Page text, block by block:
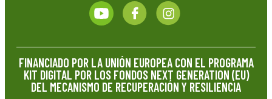
FINANCIADO POR LA UNIÓN EUROPEA CON EL PROGRAMA
KIT DIGITAL POR LOS FONDOS NEXT GENERATION (EU)
DEL MECANISMO DE RECUPERACIÓN Y RESILIENCIA